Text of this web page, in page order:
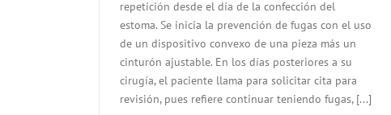
repetición desde el día de la confección del
estoma. Se inicia la prevención de fugas con el uso
de un dispositivo convexo de una pieza más un
cinturón ajustable. En los días posteriores a su
cirugía, el paciente llama para solicitar cita para
revisión, pues refiere continuar teniendo fugas, [...]